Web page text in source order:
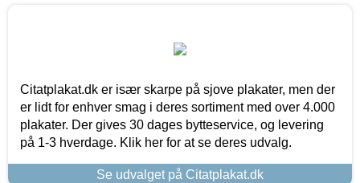
Citatplakat.dk er især skarpe på sjove plakater, men der
er lidt for enhver smag i deres sortiment med over 4.000
plakater. Der gives 30 dages bytteservice, og levering
på 1-3 hverdage. Klik her for at se deres udvalg.
Se udvalget på Citatplakat.dk